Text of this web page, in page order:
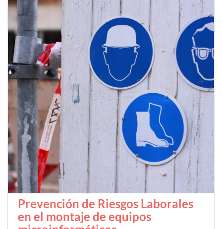
Prevención de Riesgos Laborales
en el montaje de equipos